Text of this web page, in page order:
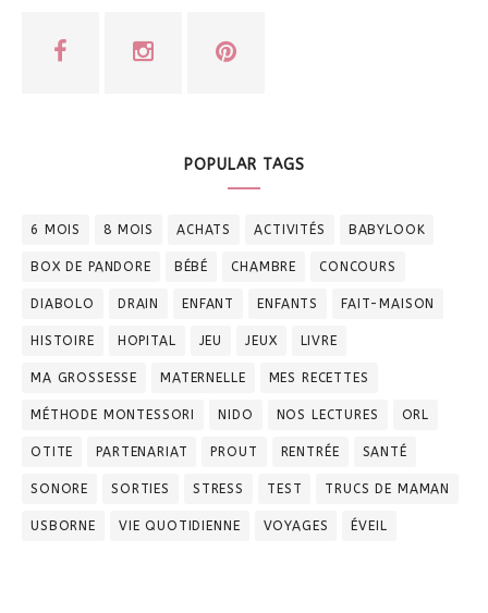
POPULAR TAGS
6 MOIS 8 MOIS ACHATS ACTIVITÉS BABYLOOK
BOX DE PANDORE BÉBÉ CHAMBRE CONCOURS
DIABOLO DRAIN ENFANT ENFANTS FAIT-MAISON
HISTOIRE HOPITAL JEU JEUX LIVRE
MA GROSSESSE MATERNELLE MES RECETTES
MÉTHODE MONTESSORI NIDO NOS LECTURES ORL
OTITE PARTENARIAT PROUT RENTRÉE SANTÉ
SONORE SORTIES STRESS TEST TRUCS DE MAMAN
USBORNE VIE QUOTIDIENNE VOYAGES ÉVEIL